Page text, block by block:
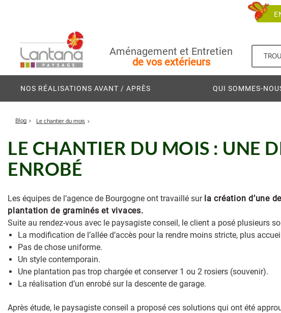
Aménagement et Entretien
de vos extérieurs
NOS RÉALISATIONS AVANT / APRÈS QUI SOMMES-
Blog Le chantier du mois
LE CHANTIER DU MOIS : UNE
ENROBÉ
Les équipes de l’agence de Bourgogne ont travaillé sur la création d’une
plantation de graminés et vivaces.
Suite au rendez-vous avec le paysagiste conseil, le client a posé plusieurs
La modification de l’allée d’accès pour la rendre moins stricte, plus
Pas de chose uniforme.
Un style contemporain.
Une plantation pas trop chargée et conserver 1 ou 2 rosiers (souvenir).
La réalisation d’un enrobé sur la descente de garage.
Après étude, le paysagiste conseil a proposé ces solutions qui ont été